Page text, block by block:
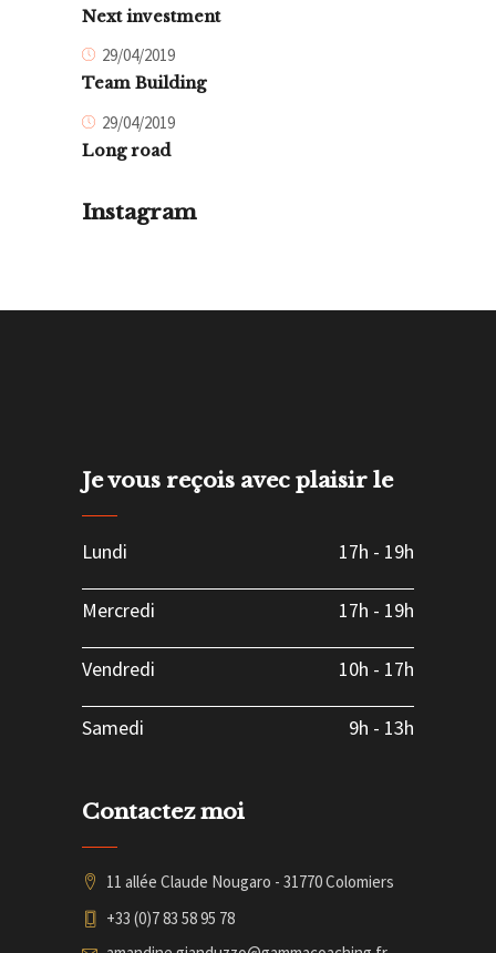
Next investment
29/04/2019
Team Building
29/04/2019
Long road
Instagram
Je vous reçois avec plaisir le
Lundi 17h - 19h
Mercredi 17h - 19h
Vendredi 10h - 17h
Samedi 9h - 13h
Contactez moi
11 allée Claude Nougaro - 31770 Colomiers
+33 (0)7 83 58 95 78